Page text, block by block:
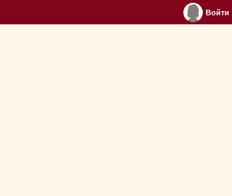
Войти